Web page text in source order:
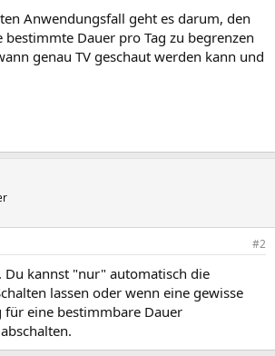
Anwendungsfall geht es darum, den
bestimmte Dauer pro Tag zu begrenzen
genau TV geschaut werden kann und
#2
Du kannst "nur" automatisch die
lassen oder wenn eine gewisse
für eine bestimmbare Dauer